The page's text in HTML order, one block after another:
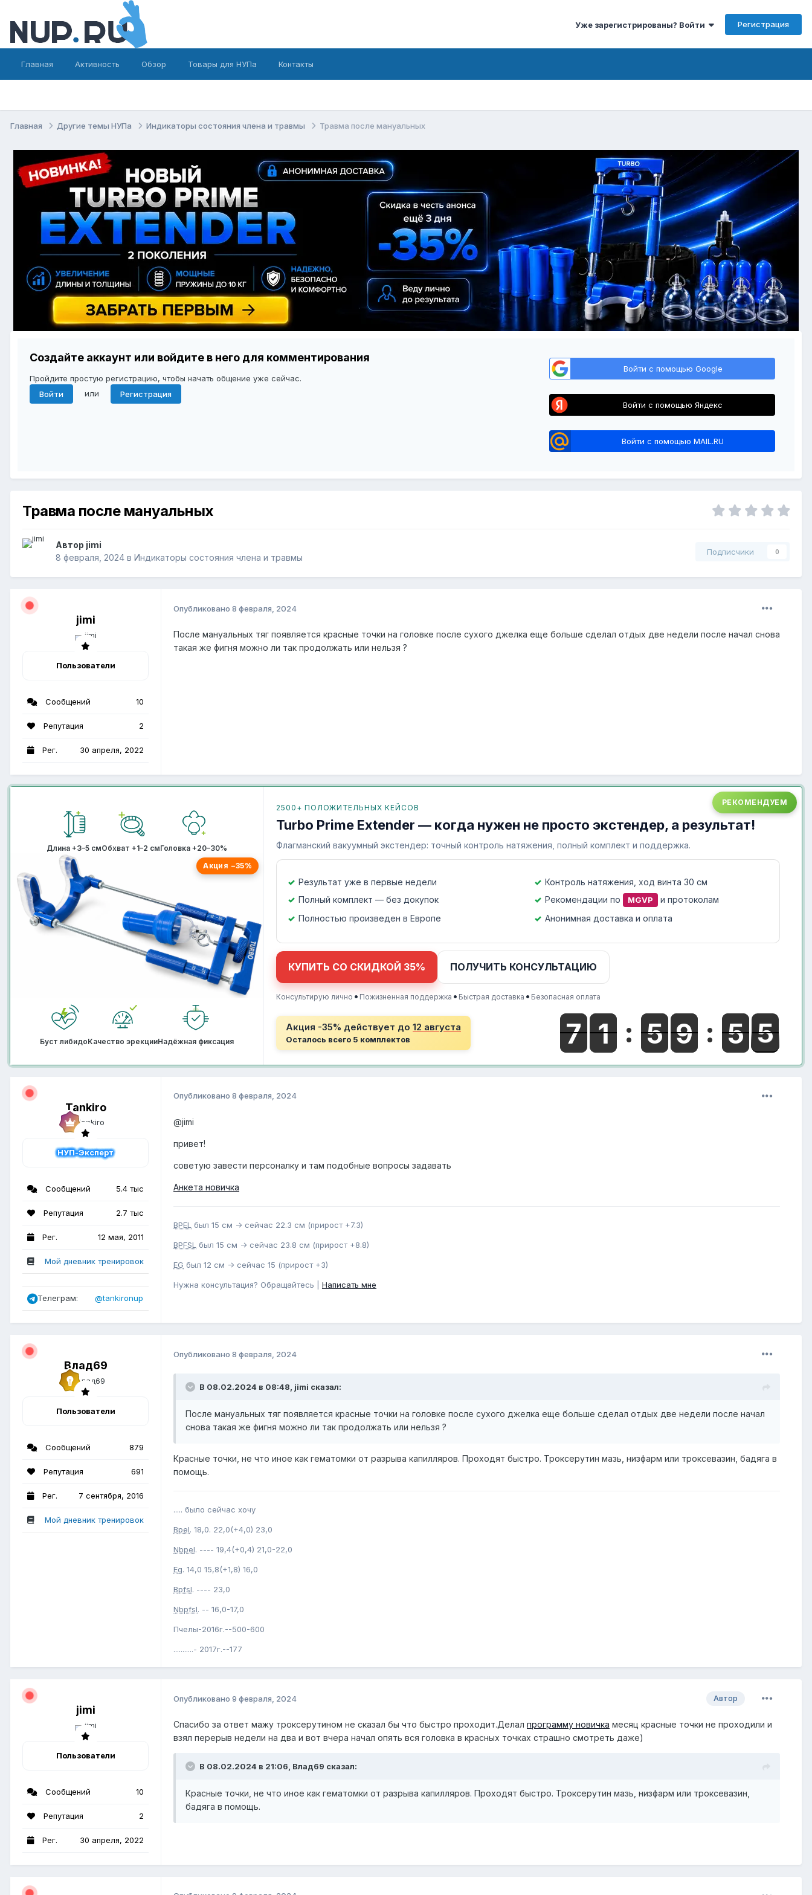
Уже зарегистрированы? Войти Регистрация
Главная Активность Обзор Товары для НУПа Контакты
Главная Другие темы НУПа Индикаторы состояния члена и травмы Травма после мануальных
Создайте аккаунт или войдите в него для комментирования
Пройдите простую регистрацию, чтобы начать общение уже сейчас.
Войти
или Регистрация
Войти с помощью Google
Войти с помощью Яндекс
Войти с помощью MAIL.RU
Травма после мануальных
Автор jimi
8 февраля, 2024 в Индикаторы состояния члена и травмы
Подписчики 0
jimi
Пользователи
Сообщений 10
Репутация 2
Рег. 30 апреля, 2022
Опубликовано 8 февраля, 2024
После мануальных тяг появляется красные точки на головке после сухого джелка еще больше сделал отдых две недели после начал снова
такая же фигня можно ли так продолжать или нельзя ?
Длина +3–5 смОбхват +1–2 смГоловка +20–30%
Акция −35%
Буст либидоКачество эрекцииНадёжная фиксация
РЕКОМЕНДУЕМ
2500+ ПОЛОЖИТЕЛЬНЫХ КЕЙСОВ
Turbo Prime Extender — когда нужен не просто экстендер, а результат!
Флагманский вакуумный экстендер: точный контроль натяжения, полный комплект и поддержка.
Результат уже в первые недели
Контроль натяжения, ход винта 30 см
Полный комплект — без докупок
Рекомендации по MGVP
и протоколам
Полностью произведен в Европе
Анонимная доставка и оплата
КУПИТЬ СО СКИДКОЙ 35% ПОЛУЧИТЬ КОНСУЛЬТАЦИЮ
Консультирую лично • Пожизненная поддержка • Быстрая доставка • Безопасная оплата
Акция -35% действует до 12 августа
Осталось всего 5 комплектов
Tankiro
НУП-Эксперт
Сообщений 5.4 тыс
Репутация 2.7 тыс
Рег. 12 мая, 2011
Мой дневник тренировок
Телеграм: @tankironup
Опубликовано 8 февраля, 2024
@jimi
привет!
советую завести персоналку и там подобные вопросы задавать
Анкета новичка
BPEL был 15 см -> сейчас 22.3 см (прирост +7.3)
BPFSL был 15 см -> сейчас 23.8 см (прирост +8.8)
EG был 12 см -> сейчас 15 (прирост +3)
Нужна консультация? Обращайтесь | Написать мне
Влад69
Пользователи
Сообщений 879
Репутация 691
Рег. 7 сентября, 2016
Мой дневник тренировок
Опубликовано 8 февраля, 2024
В 08.02.2024 в 08:48, jimi сказал:
После мануальных тяг появляется красные точки на головке после сухого джелка еще больше сделал отдых две недели после начал
снова такая же фигня можно ли так продолжать или нельзя ?
Красные точки, не что иное как гематомки от разрыва капилляров. Проходят быстро. Троксерутин мазь, низфарм или троксевазин, бадяга в
помощь.
..... было сейчас хочу
Bpel. 18,0. 22,0(+4,0) 23,0
Nbpel. ---- 19,4(+0,4) 21,0-22,0
Eg. 14,0 15,8(+1,8) 16,0
Bpfsl. ---- 23,0
Nbpfsl. -- 16,0-17,0
Пчелы-2016г.--500-600
...........- 2017г.--177
jimi
Пользователи
Сообщений 10
Репутация 2
Рег. 30 апреля, 2022
Автор
Опубликовано 9 февраля, 2024
Спасибо за ответ мажу троксерутином не сказал бы что быстро проходит.Делал программу новичка месяц красные точки не проходили и
взял перерыв недели на два и вот вчера начал опять вся головка в красных точках страшно смотреть даже)
В 08.02.2024 в 21:06, Влад69 сказал:
Красные точки, не что иное как гематомки от разрыва капилляров. Проходят быстро. Троксерутин мазь, низфарм или троксевазин,
бадяга в помощь.